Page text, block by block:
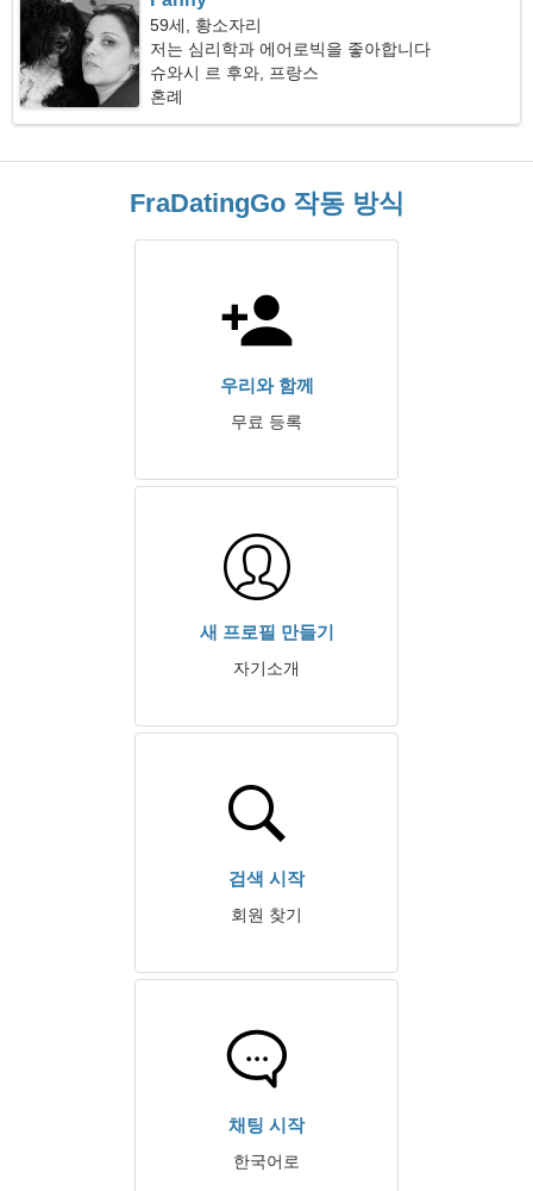
59세, 황소자리
저는 심리학과 에어로빅을 좋아합니다
슈와시 르 후와, 프랑스
혼례
FraDatingGo 작동 방식
우리와 함께
무료 등록
새 프로필 만들기
자기소개
검색 시작
회원 찾기
채팅 시작
한국어로